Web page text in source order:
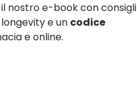
nostro e-book con consigli
e un codice
e online.